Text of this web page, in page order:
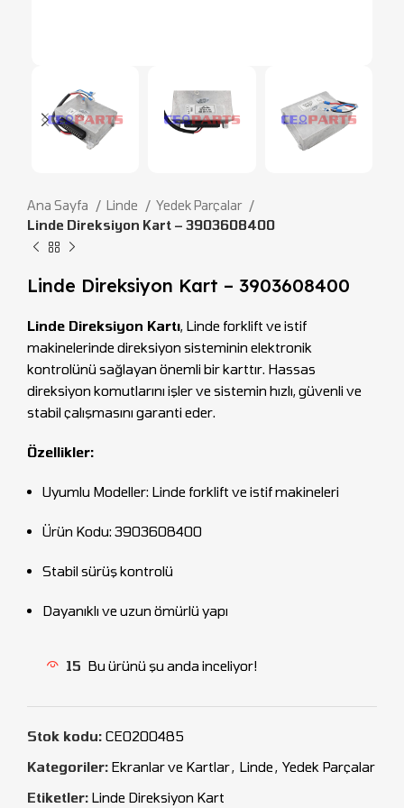
Ana Sayfa Linde
Yedek Parçalar
Linde Direksiyon Kart – 3903608400
Linde Direksiyon Kart – 3903608400
Linde Direksiyon Kartı, Linde forklift ve istif
makinelerinde direksiyon sisteminin elektronik
kontrolünü sağlayan önemli bir karttır. Hassas
direksiyon komutlarını işler ve sistemin hızlı, güvenli ve
stabil çalışmasını garanti eder.
Özellikler:
Uyumlu Modeller: Linde forklift ve istif makineleri
Ürün Kodu: 3903608400
Stabil sürüş kontrolü
Dayanıklı ve uzun ömürlü yapı
15 Bu ürünü şu anda inceliyor!
Stok kodu: CEO200485
Kategoriler: Ekranlar ve Kartlar, Linde, Yedek Parçalar
Etiketler: Linde Direksiyon Kart